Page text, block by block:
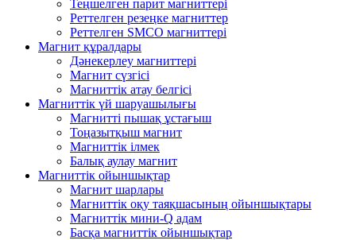
Теңшелген парит магниттері
Реттелген резеңке магниттер
Реттелген SMCO магниттері
Магнит құралдары
Дәнекерлеу магниттері
Магнит сүзгісі
Магниттік атау белгісі
Магниттік үй шаруашылығы
Магнитті пышақ ұстағыш
Тоңазытқыш магнит
Магниттік ілмек
Балық аулау магнит
Магниттік ойыншықтар
Магнит шарлары
Магниттік оқу таяқшасының ойыншықтары
Магниттік мини-Q адам
Басқа магниттік ойыншықтар